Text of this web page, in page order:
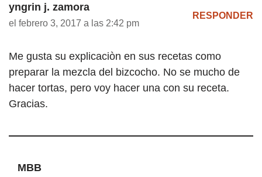
yngrin j. zamora
el febrero 3, 2017 a las 2:42 pm
RESPONDER
Me gusta su explicaciòn en sus recetas como
preparar la mezcla del bizcocho. No se mucho de
hacer tortas, pero voy hacer una con su receta.
Gracias.
MBB